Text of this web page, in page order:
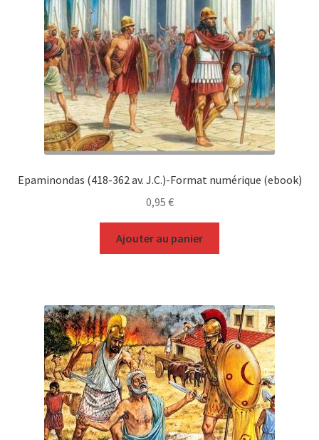
Epaminondas (418-362 av. J.C.)-Format numérique (ebook)
0,95 €
Ajouter au panier